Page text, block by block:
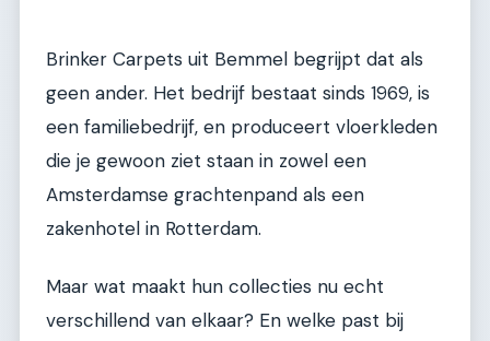
Brinker Carpets uit Bemmel begrijpt dat als
geen ander. Het bedrijf bestaat sinds 1969, is
een familiebedrijf, en produceert vloerkleden
die je gewoon ziet staan in zowel een
Amsterdamse grachtenpand als een
zakenhotel in Rotterdam.
Maar wat maakt hun collecties nu echt
verschillend van elkaar? En welke past bij